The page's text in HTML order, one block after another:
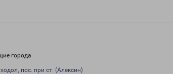
города:
пос. при ст. (Алексин)